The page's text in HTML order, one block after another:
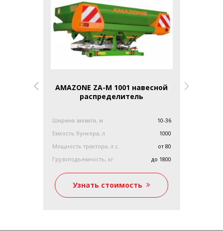
AMAZONE ZA-M 1001 навесной
распределитель
Ширина захвата, м
10-36
Емкость бункера, л
1000
Мощность трактора, л.с.
от 80
Грузоподъемность, кг
до 1800
Узнать стоимость